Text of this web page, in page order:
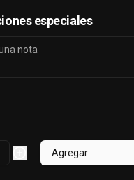
Sake King
especiales
Agregar